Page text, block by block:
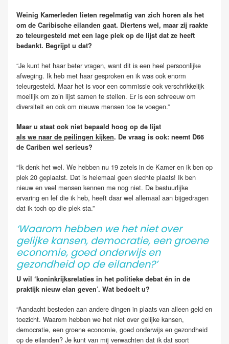
Weinig Kamerleden lieten regelmatig van zich horen als het
om de Caribische eilanden gaat. Diertens wel, maar zij raakte
zo teleurgesteld met een lage plek op de lijst dat ze heeft
bedankt. Begrijpt u dat?
“Je kunt het haar beter vragen, want dit is een heel persoonlijke
afweging. Ik heb met haar gesproken en ik was ook enorm
teleurgesteld. Maar het is voor een commissie ook verschrikkelijk
moeilijk om zo’n lijst samen te stellen. Er is een schreeuw om
diversiteit en ook om nieuwe mensen toe te voegen.”
Maar u staat ook niet bepaald hoog op de lijst
als we naar de peilingen kijken. De vraag is ook: neemt D66
de Cariben wel serieus?
“Ik denk het wel. We hebben nu 19 zetels in de Kamer en ik ben op
plek 20 geplaatst. Dat is helemaal geen slechte plaats! Ik ben
nieuw en veel mensen kennen me nog niet. De bestuurlijke
ervaring en lef die ik heb, heeft daar wel allemaal aan bijgedragen
dat ik toch op die plek sta.”
‘Waarom hebben we het niet over
gelijke kansen, democratie, een groene
economie, goed onderwijs en
gezondheid op de eilanden?’
U wil ‘koninkrijksrelaties in het politieke debat én in de
praktijk nieuw elan geven’. Wat bedoelt u?
“Aandacht besteden aan andere dingen in plaats van alleen geld en
toezicht. Waarom hebben we het niet over gelijke kansen,
democratie, een groene economie, goed onderwijs en gezondheid
op de eilanden? Je kunt van mij verwachten dat ik dat soort